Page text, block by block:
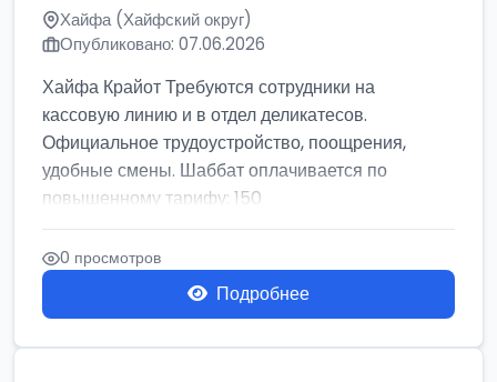
Хайфа (Хайфский округ)
Опубликовано: 07.06.2026
Хайфа Крайот Требуются сотрудники на
кассовую линию и в отдел деликатесов.
Официальное трудоустройство, поощрения,
удобные смены. Шаббат оплачивается по
повышенному тарифу: 150
0 просмотров
Подробнее